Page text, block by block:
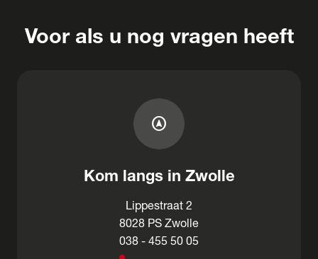
Voor als u nog vragen heeft
assistant_navigation
Kom langs in Zwolle
Lippestraat 2
8028 PS Zwolle
038 - 455 50 05